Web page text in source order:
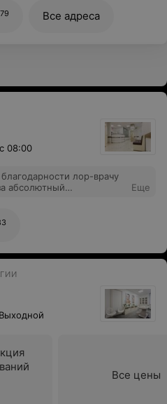
мне очень есть с
врачей Минска и
Все адреса
с 08:00
лор-врачу
абсолютный
пациентом,
Приятно, что
что обратился к
можно всецело
Мария,
Еще
Выходной
Все цены